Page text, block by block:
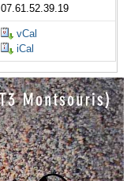
07.61.52.39.19
vCal
iCal